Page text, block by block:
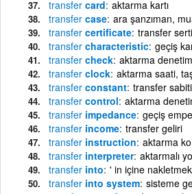
transfer card aktarma kartı
transfer case ara şanzıman,
transfer certificate transfer
transfer characteristic geçiş
transfer check aktarma
transfer clock aktarma saati,
transfer constant transfer sabiti
transfer control aktarma
transfer impedance geçiş
transfer income transfer geliri
transfer instruction aktarma
transfer interpreter aktarmalı
transfer into ' in içine nakletmek
transfer into system sisteme